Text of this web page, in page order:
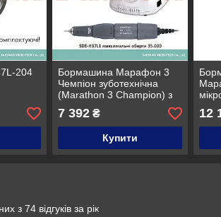
204
Бормашина Марафон 3
Чемпіон зуботехнічна
(Marathon 3 Champion) з
35000 об/хв
7 392₴
Купити
12
з 74 відгуків за рік